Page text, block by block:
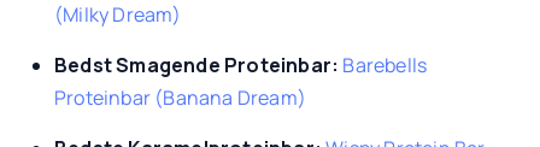
(Milky Dream)
Bedst Smagende Proteinbar: Barebells
Proteinbar (Banana Dream)